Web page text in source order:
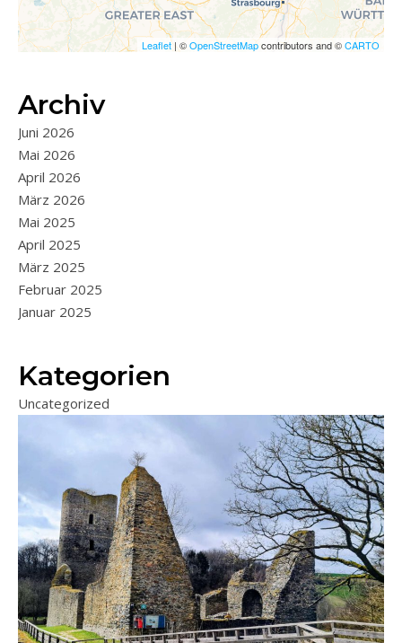
Leaflet| ©OpenStreetMapcontributors and ©CARTO
Archiv
Juni 2026
Mai 2026
April 2026
März 2026
Mai 2025
April 2025
März 2025
Februar 2025
Januar 2025
Kategorien
Uncategorized